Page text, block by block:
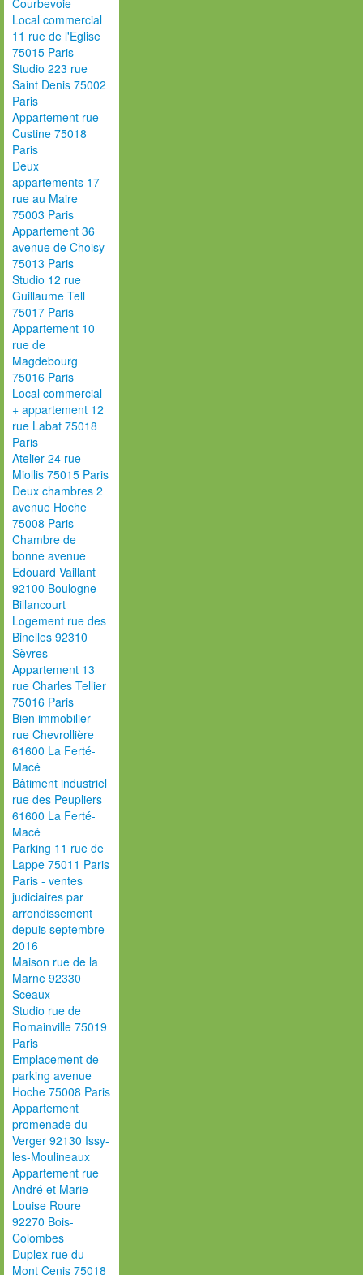
Courbevoie
Local commercial
11 rue de l'Eglise
75015 Paris
Studio 223 rue
Saint Denis 75002
Paris
Appartement rue
Custine 75018
Paris
Deux
appartements 17
rue au Maire
75003 Paris
Appartement 36
avenue de Choisy
75013 Paris
Studio 12 rue
Guillaume Tell
75017 Paris
Appartement 10
rue de
Magdebourg
75016 Paris
Local commercial
+ appartement 12
rue Labat 75018
Paris
Atelier 24 rue
Miollis 75015 Paris
Deux chambres 2
avenue Hoche
75008 Paris
Chambre de
bonne avenue
Edouard Vaillant
92100 Boulogne-
Billancourt
Logement rue des
Binelles 92310
Sèvres
Appartement 13
rue Charles Tellier
75016 Paris
Bien immobilier
rue Chevrollière
61600 La Ferté-
Macé
Bâtiment industriel
rue des Peupliers
61600 La Ferté-
Macé
Parking 11 rue de
Lappe 75011 Paris
Paris - ventes
judiciaires par
arrondissement
depuis septembre
2016
Maison rue de la
Marne 92330
Sceaux
Studio rue de
Romainville 75019
Paris
Emplacement de
parking avenue
Hoche 75008 Paris
Appartement
promenade du
Verger 92130 Issy-
les-Moulineaux
Appartement rue
André et Marie-
Louise Roure
92270 Bois-
Colombes
Duplex rue du
Mont Cenis 75018